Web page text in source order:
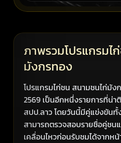
ภาพรวมโปรแกรมไ
มังกรทอง
โปรแกรมไก่ชน สนามชนไก่มัง
2569 เป็นอีกหนึ่งรายการที่น่า
สปป.ลาว โดยวันนี้มีคู่แข่งขัน
สามารถตรวจสอบรายชื่อคู่ชน
เคลื่อนไหวก่อนรับชมได้จากห